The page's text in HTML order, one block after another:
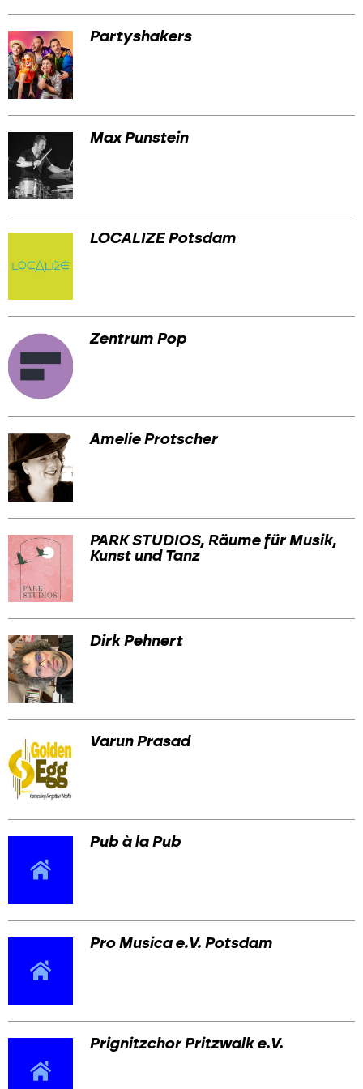
Partyshakers
Max Punstein
LOCALIZE Potsdam
Zentrum Pop
Amelie Protscher
PARK STUDIOS, Räume für Musik,
Kunst und Tanz
Dirk Pehnert
Varun Prasad
Pub à la Pub
Pro Musica e.V. Potsdam
Prignitzchor Pritzwalk e.V.